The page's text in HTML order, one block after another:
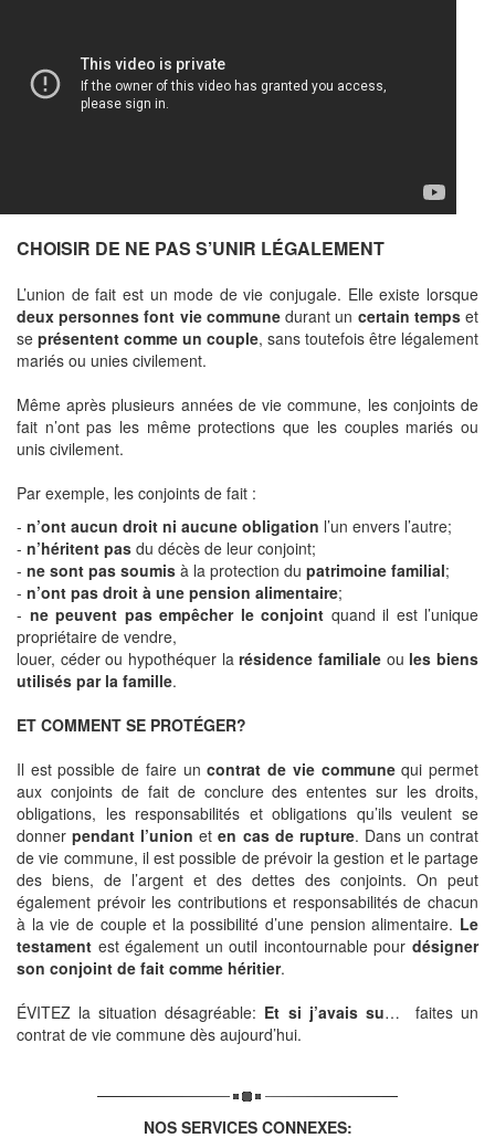
CHOISIR DE NE PAS S’UNIR LÉGALEMENT
L’union de fait est un mode de vie conjugale. Elle existe lorsque
deux personnes font vie communedurant un certain tempset
se présentent comme un couple, sans toutefois être légalement
mariés ou unies civilement.
Même après plusieurs années de vie commune, les conjoints de
fait n’ont pas les même protections que les couples mariés ou
unis civilement.
Par exemple, les conjoints de fait :
- n’ont aucun droit ni aucune obligation l’un envers l’autre;
- n’héritent pas du décès de leur conjoint;
- ne sont pas soumis à la protection du patrimoine familial;
- n’ont pas droit à une pension alimentaire;
- ne peuvent pas empêcher le conjoint quand il est l’unique
propriétaire de vendre,
louer, céder ou hypothéquer larésidence familiale ou les biens
utilisés par la famille.
ET COMMENT SE PROTÉGER?
Il est possible de faire uncontrat de vie communequi permet
aux conjoints de fait de conclure des ententes sur les droits,
obligations, les responsabilités et obligations qu’ils veulent se
donnerpendant l’union eten cas de rupture. Dans un contrat
de vie commune, il est possible de prévoir la gestion et le partage
des biens, de l’argent et des dettes des conjoints. On peut
également prévoir les contributions et responsabilités de chacun
à la vie de couple et la possibilité d’une pension alimentaire. Le
testament est également un outil incontournable pour désigner
son conjoint de fait comme héritier.
ÉVITEZ la situation désagréable: Et si j’avais su… faites un
contrat de vie commune dès aujourd’hui.
NOS SERVICES CONNEXES: